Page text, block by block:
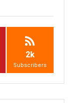
2k
Subscribers